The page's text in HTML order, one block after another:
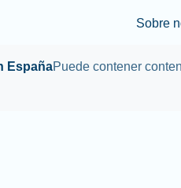
Sobre
EspañaPuede contener